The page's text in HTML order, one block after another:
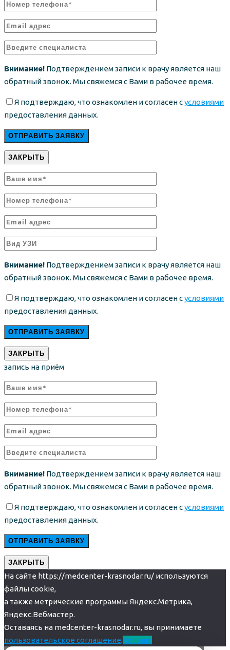
Внимание! Подтверждением записи к врачу является наш
обратный звонок. Мы свяжемся с Вами в рабочее время.
Я подтверждаю, что ознакомлен и согласен сусловиями
предоставления данных.
ЗАКРЫТЬ
Внимание! Подтверждением записи к врачу является наш
обратный звонок. Мы свяжемся с Вами в рабочее время.
Я подтверждаю, что ознакомлен и согласен сусловиями
предоставления данных.
ЗАКРЫТЬ
запись на приём
Внимание! Подтверждением записи к врачу является наш
обратный звонок. Мы свяжемся с Вами в рабочее время.
Я подтверждаю, что ознакомлен и согласен сусловиями
предоставления данных.
ЗАКРЫТЬ
На сайте https://medcenter-krasnodar.ru/ используются
файлы cookie,
а также метрические программы Яндекс.Метрика,
Яндекс.Вебмастер.
Оставаясь на medcenter-krasnodar.ru, вы принимаете
пользовательское соглашение.Хорошо